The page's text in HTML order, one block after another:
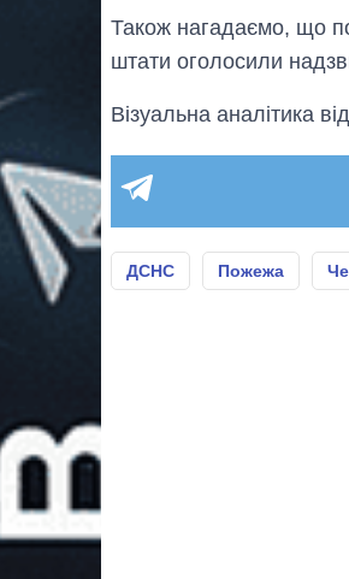
Також нагадаємо, що
штати оголосили
Візуальна аналітика
ДСНС Пожежа